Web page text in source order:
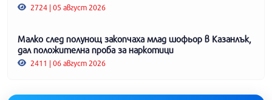
2724 | 05 август 2026
Малко след полунощ закопчаха млад шофьор в Казанлък,
дал положителна проба за наркотици
2411 | 06 август 2026